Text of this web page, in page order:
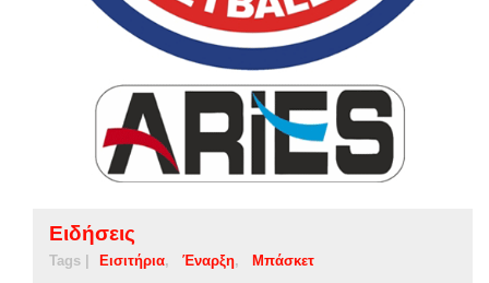
Ειδήσεις
Tags | Εισιτήρια Έναρξη Μπάσκετ